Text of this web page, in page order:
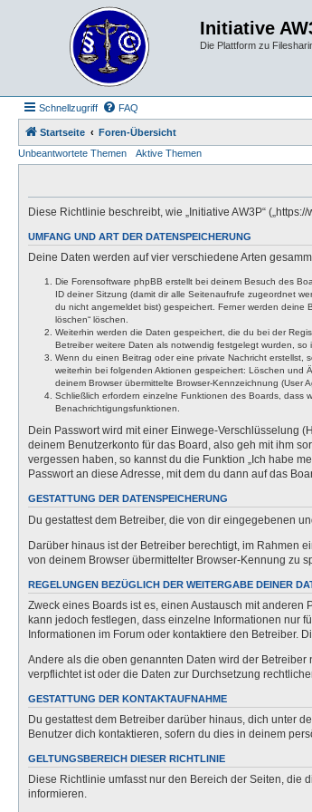
Initiative
Die Plattform zu
Schnellzugriff FAQ
Startseite
Foren-Übersicht
Unbeantwortete Themen
Aktive Themen
Diese Richtlinie beschreibt, wie „Initiative AW3P“
UMFANG UND ART DER DATENSPEICHERUNG
Deine Daten werden auf vier verschiedene Arten
Die Forensoftware phpBB erstellt bei deinem Besuch des
ID deiner Sitzung (damit dir alle Seitenaufrufe zugeordnet
du nicht angemeldet bist) gespeichert. Ferner werden deine
löschen“ löschen.
Weiterhin werden die Daten gespeichert, die du bei der
Betreiber weitere Daten als notwendig festgelegt wurden,
Wenn du einen Beitrag oder eine private Nachricht erstellst,
weiterhin bei folgenden Aktionen gespeichert: Löschen und
deinem Browser übermittelte Browser-Kennzeichnung (User
Schließlich erfordern einzelne Funktionen des Boards, dass
Benachrichtigungsfunktionen.
Dein Passwort wird mit einer Einwege-Verschlüsselung
deinem Benutzerkonto für das Board, also geh mit ihm
vergessen haben, so kannst du die Funktion „Ich habe
Passwort an diese Adresse, mit dem du dann auf das
GESTATTUNG DER DATENSPEICHERUNG
Du gestattest dem Betreiber, die von dir eingegebenen
Darüber hinaus ist der Betreiber berechtigt, im Rahmen
von deinem Browser übermittelter Browser-Kennung zu
REGELUNGEN BEZÜGLICH DER WEITERGABE DEINER
Zweck eines Boards ist es, einen Austausch mit
kann jedoch festlegen, dass einzelne Informationen nur
Informationen im Forum oder kontaktiere den Betreiber.
Andere als die oben genannten Daten wird der
verpflichtet ist oder die Daten zur Durchsetzung
GESTATTUNG DER KONTAKTAUFNAHME
Du gestattest dem Betreiber darüber hinaus, dich unter
Benutzer dich kontaktieren, sofern du dies in deinem
GELTUNGSBEREICH DIESER RICHTLINIE
Diese Richtlinie umfasst nur den Bereich der Seiten, die
informieren.